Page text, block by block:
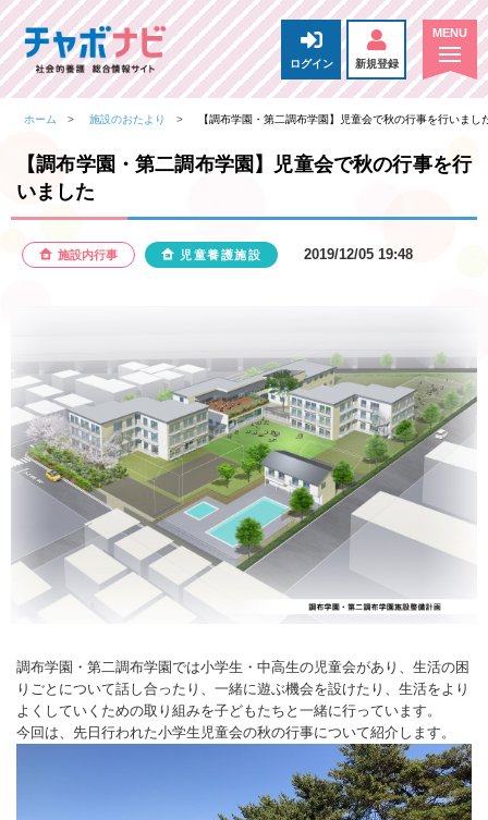
ログイン 新規登録
ホーム 施設のおたより 【調布学園・第二調布学園】児童会で秋の行事を行いまし
【調布学園・第二調布学園】児童会で秋の行事を行
いました
施設内行事 児童養護施設 2019/12/05 19:48
調布学園・第二調布学園では小学生・中高生の児童会があり、生活の困
りごとについて話し合ったり、一緒に遊ぶ機会を設けたり、生活をより
よくしていくための取り組みを子どもたちと一緒に行っています。
今回は、先日行われた小学生児童会の秋の行事について紹介します。